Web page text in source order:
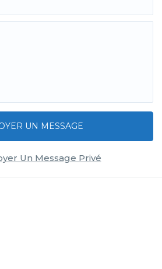
UN MESSAGE
Un Message Privé